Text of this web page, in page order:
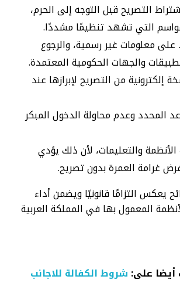
التصريح قبل التوجه إلى الحرم،
التي تشهد تنظيمًا مشددًا.
على معلومات غير رسمية، والرجوع
والجهات الحكومية المعتمدة.
إلكترونية من التصريح لإبرازها عند
المحدد وعدم محاولة الدخول المبكر
والتعليمات، لأن ذلك يؤدي
غرامة العمرة بدون تصريح.
يعكس التزامًا قانونيًا ويضمن أداء
المعمول بها في المملكة العربية
أيضا على: شروط الكفالة للاجانب​